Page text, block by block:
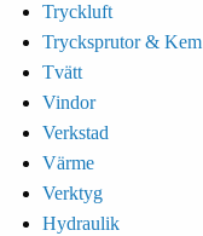
Tryckluft
Trycksprutor & Kem
Tvätt
Vindor
Verkstad
Värme
Verktyg
Hydraulik